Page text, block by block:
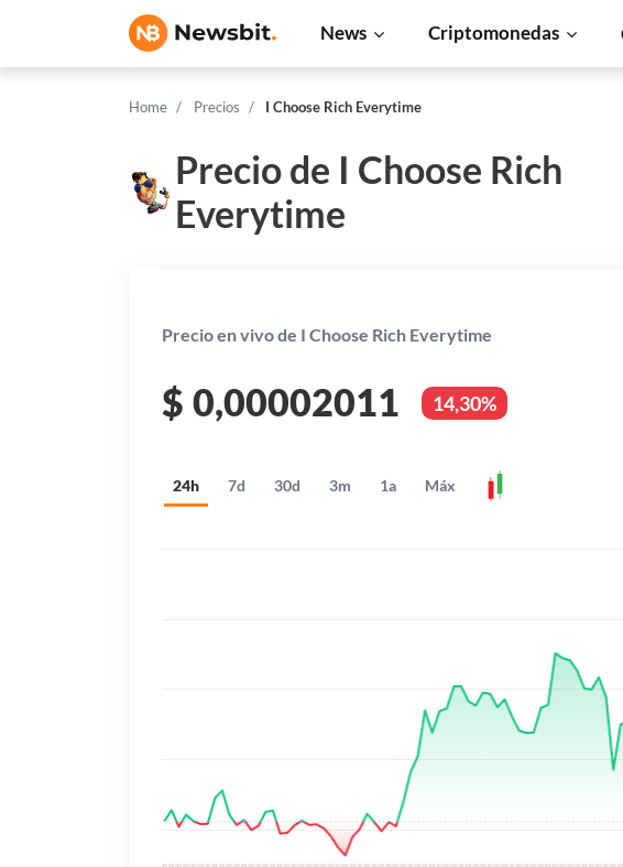
News Criptomonedas
Home Precios I Choose Rich Everytime
Precio de I Choose Rich
Everytime
Precio en vivo de I Choose Rich Everytime
$ 0,00002011 14,30%
24h 7d 30d 3m 1a Máx